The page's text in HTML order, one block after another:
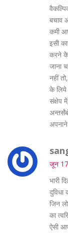
बचाव
कमी
इसी
करने के
जाना
नहीं
के लिये
संक्षेप
जून
भारी
दुविधा
जिन
का
ऐसी